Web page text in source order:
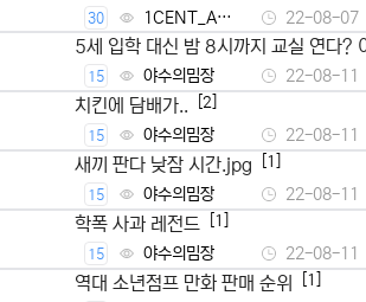
30
1CENT_Ad
min
22-08-07
5세 입학 대신 밤 8시까지 교실 연다?
났다
15 야수의밈장 22-08-11
치킨에 담배가.. [2]
15 야수의밈장 22-08-11
새끼 판다 낮잠 시간.jpg [1]
15 야수의밈장 22-08-11
학폭 사과 레전드 [1]
15 야수의밈장 22-08-11
역대 소년점프 만화 판매 순위 [1]